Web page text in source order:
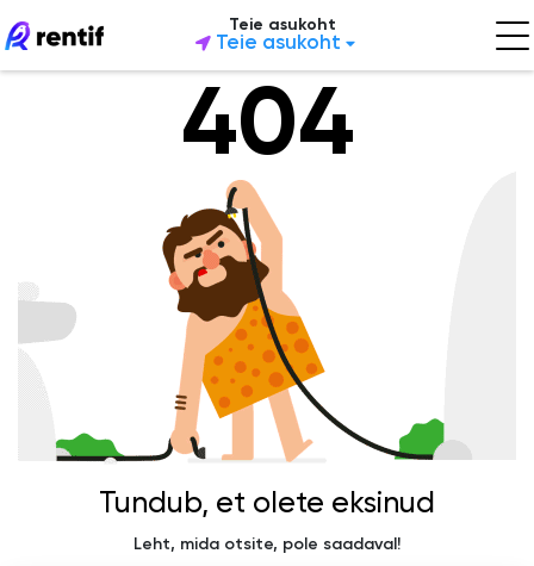
Teie asukoht
Teie asukoht
404
Tundub, et olete eksinud
Leht, mida otsite, pole saadaval!